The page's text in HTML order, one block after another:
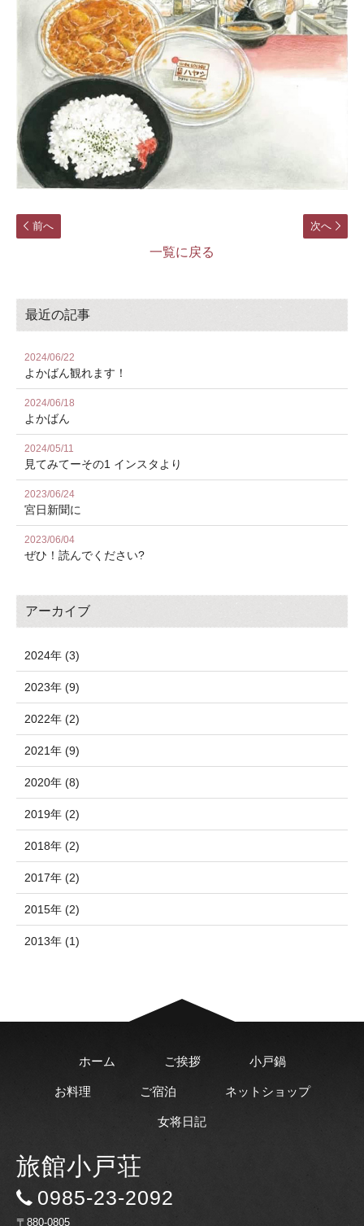
次へ
前へ
一覧に戻る
最近の記事
2024/06/22
よかばん観れます！
2024/06/18
よかばん
2024/05/11
見てみてーその1 インスタより
2023/06/24
宮日新聞に
2023/06/04
ぜひ！読んでください?
アーカイブ
2024年 (3)
2023年 (9)
2022年 (2)
2021年 (9)
2020年 (8)
2019年 (2)
2018年 (2)
2017年 (2)
2015年 (2)
2013年 (1)
ホーム ご挨拶 小戸鍋
お料理 ご宿泊 ネットショップ
女将日記
旅館小戸荘
0985-23-2092
〒880-0805